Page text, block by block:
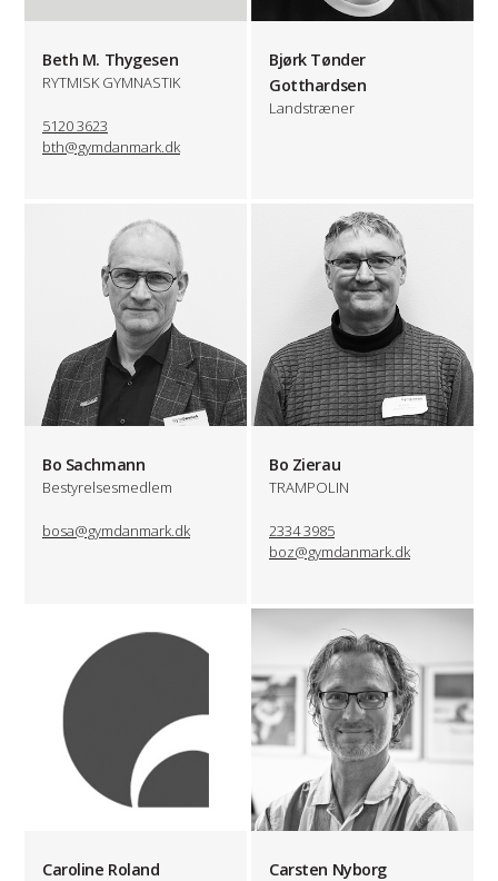
Beth M. Thygesen
RYTMISK GYMNASTIK
5120 3623
bth@gymdanmark.dk
Bjørk Tønder
Gotthardsen
Landstræner
Bo Sachmann
Bestyrelsesmedlem
bosa@gymdanmark.dk
Bo Zierau
TRAMPOLIN
2334 3985
boz@gymdanmark.dk
Caroline Roland
Carsten Nyborg